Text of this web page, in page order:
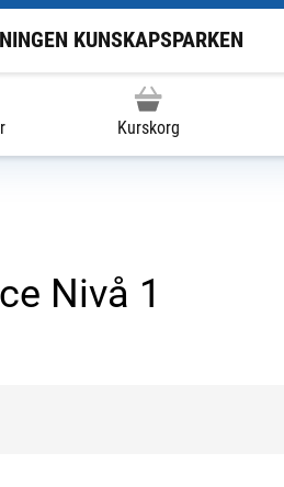
KUNSKAPSPARKEN
Kurskorg
Nivå 1